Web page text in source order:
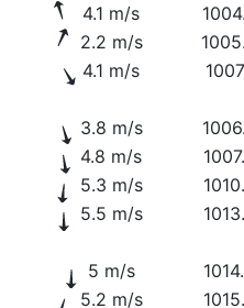
4.1 m/s
2.2 m/s
4.1 m/s
3.8 m/s
4.8 m/s
5.3 m/s
5.5 m/s
5 m/s
5.2 m/s